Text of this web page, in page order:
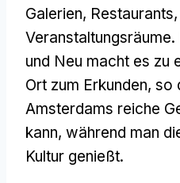
Galerien, Restaurants,
und Neu macht es zu
Ort zum Erkunden, so
Amsterdams reiche
kann, während man
Kultur genießt.